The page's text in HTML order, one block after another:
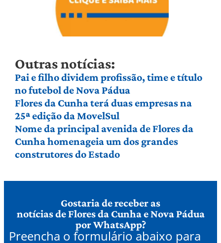
Outras notícias:
Pai e filho dividem profissão, time e título
no futebol de Nova Pádua
Flores da Cunha terá duas empresas na
25ª edição da MovelSul
Nome da principal avenida de Flores da
Cunha homenageia um dos grandes
construtores do Estado
Gostaria de receber as
notícias de Flores da Cunha e Nova Pádua
por WhatsApp?
Preencha o formulário abaixo para